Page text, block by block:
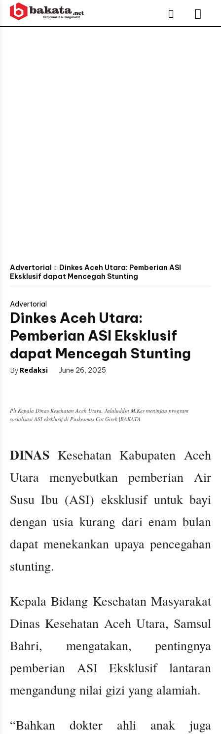
Advertorial
Dinkes Aceh Utara: Pemberian ASI
Eksklusif dapat Mencegah Stunting
Advertorial
Dinkes Aceh Utara:
Pemberian ASI Eksklusif
dapat Mencegah Stunting
By Redaksi June 26, 2025
Plt Kepala Dinas Kesehatan Aceh Utara, Jalaluddin M.Kes meninjau program
sosialisasi ASI eksklusif di Puskesmas Cot Girek |BAKATA
DINAS Kesehatan Kabupaten Aceh
Utara menyebutkan pemberian Air
Susu Ibu (ASI) eksklusif untuk bayi
dengan usia kurang dari enam bulan
dapat menekankan upaya pencegahan
stunting.
Kepala Bidang Kesehatan Masyarakat
Dinas Kesehatan Aceh Utara, Samsul
Bahri, mengatakan, pentingnya
pemberian ASI Eksklusif lantaran
mengandung nilai gizi yang alamiah.
“Bahkan dokter ahli anak juga